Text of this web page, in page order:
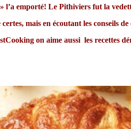
l’a emporté! Le Pithiviers fut la
mais en écoutant les conseils
on aime aussi les recettes